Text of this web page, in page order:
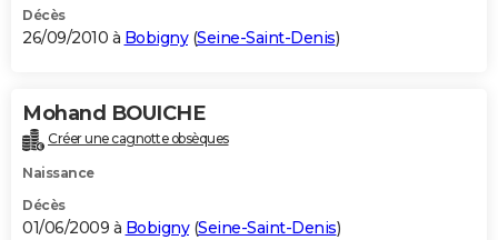
Décès
26/09/2010 à Bobigny(Seine-Saint-Denis)
Mohand BOUICHE
Créer une cagnotte obsèques
Naissance
Décès
01/06/2009 à Bobigny(Seine-Saint-Denis)